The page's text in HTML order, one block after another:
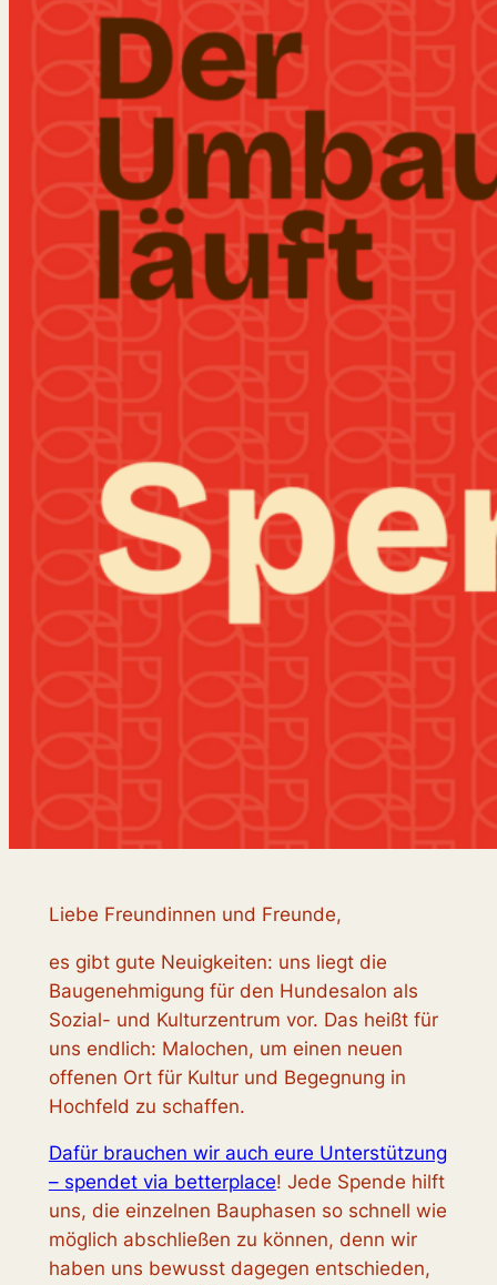
Liebe Freundinnen und Freunde,
es gibt gute Neuigkeiten: uns liegt die
Baugenehmigung für den Hundesalon als
Sozial- und Kulturzentrum vor. Das heißt für
uns endlich: Malochen, um einen neuen
offenen Ort für Kultur und Begegnung in
Hochfeld zu schaffen.
Dafür brauchen wir auch eure Unterstützung
– spendet via betterplace! Jede Spende hilft
uns, die einzelnen Bauphasen so schnell wie
möglich abschließen zu können, denn wir
haben uns bewusst dagegen entschieden,